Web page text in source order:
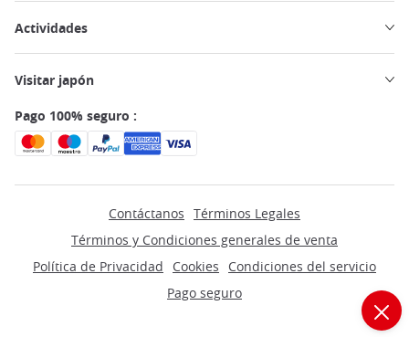
Actividades
Visitar japón
Pago 100% seguro :
Contáctanos Términos Legales
Términos y Condiciones generales de venta
Política de Privacidad
Cookies
Condiciones del servicio
Pago seguro